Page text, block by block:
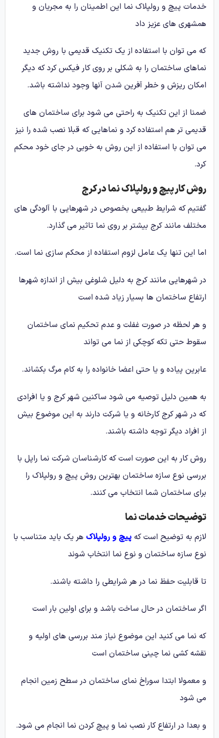
خدمات پیچ و رولپلاک نما این اطمینان را به مجریان و
همشهری های عزیز داد
که می توان با استفاده از یک تکنیک قدیمی با روش جدید
نماهای ساختمان را به شکلی بر روی کار فیکس کرد که دیگر
امکان ریزش و خطر آفرین شدن آنها وجود نداشته باشد.
ضمنا از این تکنیک به راحتی می شود برای ساختمان های
قدیمی تر هم استفاده کرد و نماهایی که قبلا نصب شده را نیز
می توان با استفاده از این روش به خوبی در جای خود محکم
کرد.
روش کار پیچ و رولپلاک نما در کرج
گفتیم که شرایط طبیعی بخصوص در شهرهایی با آلودگی های
مختلف مانند کرج بیشتر بر روی نما تاثیر می گذارد.
اما این تنها یک عامل لزوم استفاده از محکم سازی نما است.
در شهرهایی مانند کرج به دلیل شلوغی بیش از اندازه شهرها
ارتفاع ساختمان ها بسیار زیاد شده است
و هر لحظه در صورت غفلت و عدم تحکیم نمای ساختمان
سقوط حتی تکه کوچکی از نما می تواند
عابرین پیاده و یا حتی اعضا خانواده را به کام مرگ بکشاند.
به همین دلیل توصیه می شود ساکنین شهر کرج و یا افرادی
که در شهر کرج کارخانه و یا شرکت دارند به این موضوع بیش
از افراد دیگر توجه داشته باشند.
روش کار به این صورت است که کارشناسان شرکت نما راپل با
بررسی نوع سازه ساختمان بهترین روش پیچ و رولپلاک را
برای ساختمان شما انتخاب می کنند.
توضیحات خدمات نما
لازم به توضیح است که پیچ و رولپلاک هر یک باید متناسب با
نوع سازه ساختمان و نوع نما انتخاب شوند
تا قابلیت حفظ نما در هر شرایطی را داشته باشند.
اگر ساختمان در حال ساخت باشد و برای اولین بار است
که نما می کنید این موضوع نیاز مند بررسی های اولیه و
نقشه کشی نما چینی ساختمان است
و معمولا ابتدا سوراخ نمای ساختمان در سطح زمین انجام
می شود
و بعدا در ارتفاع کار نصب نما و پیچ کردن نما انجام می شود.